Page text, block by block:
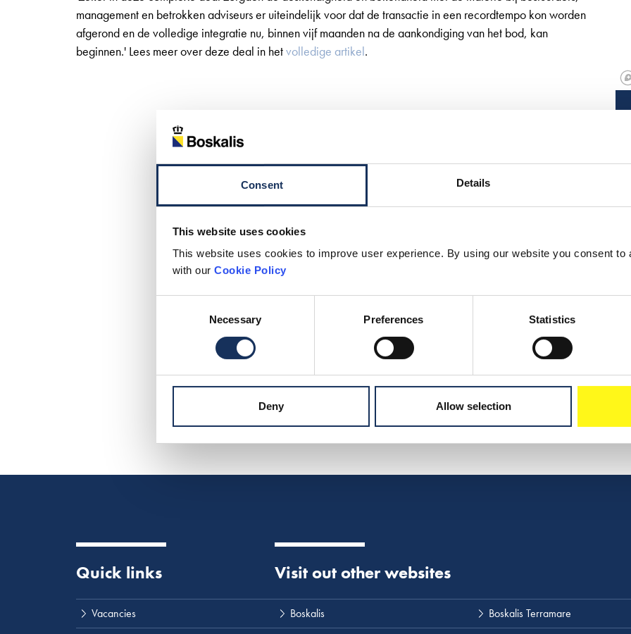
Consent Details
This website uses cookies
This website uses cookies to improve user experience. By using our website you consent to
with our Cookie Policy
Necessary Preferences Statistics
Deny Allow selection
management en betrokken adviseurs er uiteindelijk voor dat de transactie in een recordtempo kon worden
afgerond en de volledige integratie nu, binnen vijf maanden na de aankondiging van het bod, kan
beginnen.' Lees meer over deze deal in hetvolledige artikel.
Quick links
Vacancies
Visit out other websites
Boskalis
Boskalis Terramare